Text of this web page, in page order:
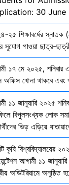
30 June
২৫ শিক্ষাবর্ষের স্নাতক
সুযোগ পাওয়া ছাত্র-
১৭ মে ২০২৫, শনিবার
খোলা থাকবে এবং
১১ জানুয়ারি ২০২৫
বিপুলসংখ্যক লোক
ভিড় এড়িয়ে
কৃষি বিশ্ববিদ্যালয়ের
আগামী ১১
অডিটরিয়ামে অনুষ্ঠিত